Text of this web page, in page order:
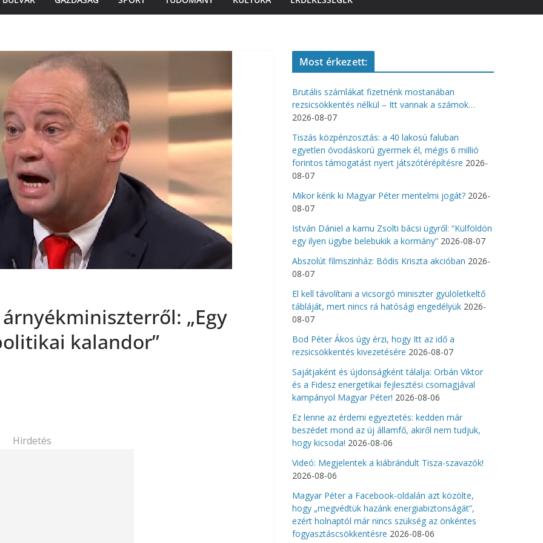
„Egy
kalandor”
Hirdetés
Most érkezett:
Brutális számlákat fizetnénk mostanában
rezsicsökkentés nélkül – Itt vannak a számok…
2026-08-07
Tiszás közpénzosztás: a 40 lakosú faluban
egyetlen óvodáskorú gyermek él, mégis 6 millió
forintos támogatást nyert játszótérépítésre 2026-
08-07
Mikor kérik ki Magyar Péter mentelmi jogát? 2026-
08-07
István Dániel a kamu Zsolti bácsi ügyről: “Külföldön
egy ilyen ügybe belebukik a kormány” 2026-08-07
Abszolút filmszínház: Bódis Kriszta akcióban 2026-
08-07
El kell távolítani a vicsorgó miniszter gyülöletkeltő
tábláját, mert nincs rá hatósági engedélyük 2026-
08-07
Bod Péter Ákos úgy érzi, hogy Itt az idő a
rezsicsökkentés kivezetésére 2026-08-07
Sajátjaként és újdonságként tálalja: Orbán Viktor
és a Fidesz energetikai fejlesztési csomagjával
kampányol Magyar Péter! 2026-08-06
Ez lenne az érdemi egyeztetés: kedden már
beszédet mond az új államfő, akiről nem tudjuk,
hogy kicsoda! 2026-08-06
Videó: Megjelentek a kiábrándult Tisza-szavazók!
2026-08-06
Magyar Péter a Facebook-oldalán azt közölte,
hogy „megvédtük hazánk energiabiztonságát”,
ezért holnaptól már nincs szükség az önkéntes
fogyasztáscsökkentésre 2026-08-06